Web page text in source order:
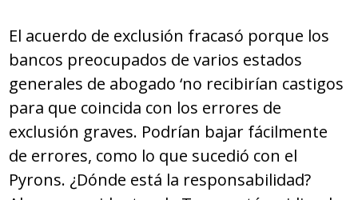
El acuerdo de exclusión fracasó porque los
bancos preocupados de varios estados
generales de abogado ‘no recibirían castigos
para que coincida con los errores de
exclusión graves. Podrían bajar fácilmente
de errores, como lo que sucedió con el
Pyrons. ¿Dónde está la responsabilidad?